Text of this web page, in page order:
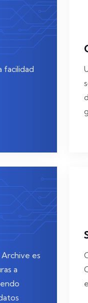
facilidad
Archive es
a